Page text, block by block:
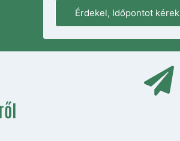
Érdekel, Időpontot kérek